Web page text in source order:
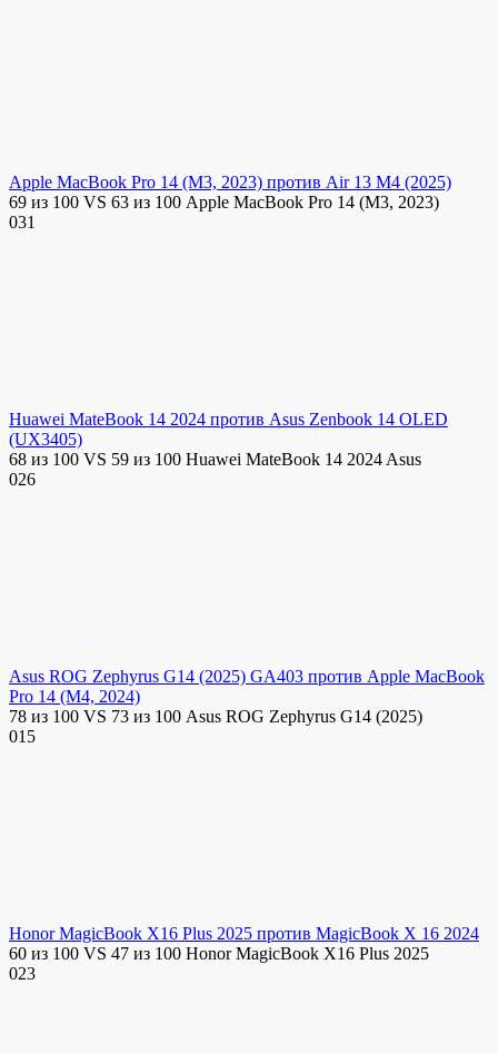
Apple MacBook Pro 14 (M3, 2023) против Air 13 M4 (2025)
69 из 100 VS 63 из 100 Apple MacBook Pro 14 (M3, 2023)
031
Huawei MateBook 14 2024 против Asus Zenbook 14 OLED
(UX3405)
68 из 100 VS 59 из 100 Huawei MateBook 14 2024 Asus
026
Asus ROG Zephyrus G14 (2025) GA403 против Apple MacBook
Pro 14 (M4, 2024)
78 из 100 VS 73 из 100 Asus ROG Zephyrus G14 (2025)
015
Honor MagicBook X16 Plus 2025 против MagicBook X 16 2024
60 из 100 VS 47 из 100 Honor MagicBook X16 Plus 2025
023